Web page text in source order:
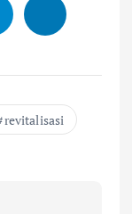
revitalisasi